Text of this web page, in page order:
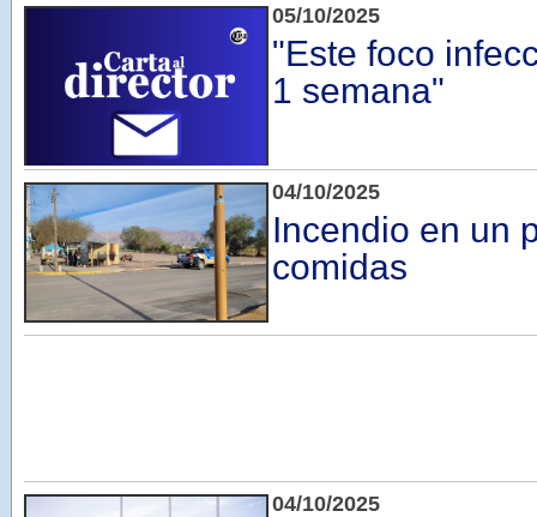
05/10/2025
"Este foco
1 semana"
04/10/2025
Incendio en un
comidas
04/10/2025